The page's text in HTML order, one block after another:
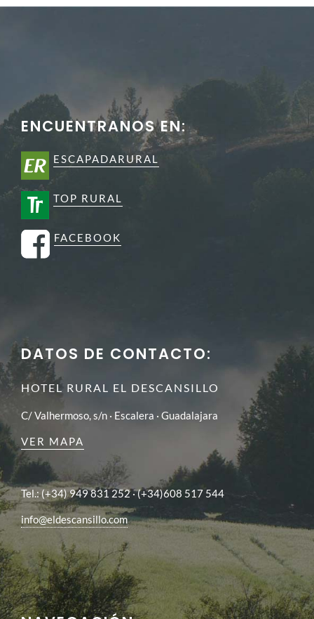
ENCUENTRANOS EN:
ESCAPADARURAL
TOP RURAL
FACEBOOK
DATOS DE CONTACTO:
HOTEL RURAL EL DESCANSILLO
C/ Valhermoso, s/n · Escalera · Guadalajara
VER MAPA
Tel.: (+34) 949 831 252 · (+34)608 517 544
info@eldescansillo.com